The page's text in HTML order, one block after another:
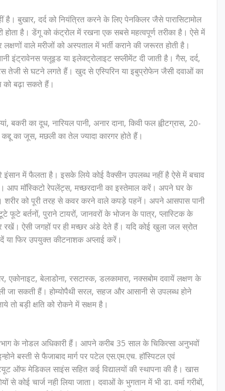
बुखार, दर्द को नियंत्रित करने के लिए पेनकिलर जैसे पारासिटामोल
होता है। डेंगू को कंट्रोल में रखना एक सबसे महत्वपूर्ण तरीका है। ऐसे में
लक्षणों वाले मरीजों को अस्पताल में भर्ती कराने की जरूरत होती है।
इंट्रावेनस फ्लूइड या इलेक्ट्रोलाइट सप्लीमेंट दी जाती है। गैस, दर्द,
तेजी से घटने लगते हैं। खुद से एस्पिरिन या इबुप्रोफेन जैसी दवाओं का
को बढ़ा सकते हैं।
बकरी का दूध, नारियल पानी, अनार दाना, किवी फल ह्वीटग्रास, 20-
का जूस, मछली का तेल ज्यादा कारगर होते हैं।
इंसान में फैलता है। इसके लिये कोई वैक्सीन उपलब्ध नहीं है ऐसे में बचाव
आप मॉस्किटो रेपलेंट्स, मच्छरदानी का इस्तेमाल करें। अपने घर के
को पूरी तरह से कवर करने वाले कपड़े पहनें। अपने आसपास पानी
बर्तनों, पुराने टायरों, जानवरों के भोजन के पात्र, प्लास्टिक के
रखें। ऐसी जगहों पर ही मच्छर अंडे देते हैं। यदि कोई खुला जल स्रोत
फिर उपयुक्त कीटनाशक अप्लाई करें।
एकोनाइट, बेलाडोना, रसटास्क, डलकामारा, नक्सबोम दवायें लक्षण के
जा सकती हैं। होम्योपैथी सरल, सहज और आसानी से उपलब्ध होने
तो बड़ी क्षति को रोकने में सक्षम है।
के नोडल अधिकारी हैं। आपने करीब 35 साल के चिकित्सा अनुभवों
बस्ती से फैजाबाद मार्ग पर पटेल एस.एम.एच. हॉस्पिटल एवं
ऑफ मेडिकल साइंस सहित कई विद्यालयों की स्थापना की है। खास
कोई चार्ज नही लिया जाता। दवाओं के भुगतान में भी डा. वर्मा गरीबों,